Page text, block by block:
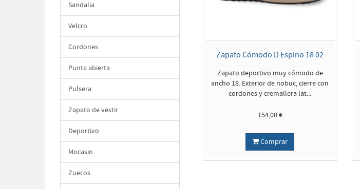
Sandalia
Velcro
Cordones
Punta abierta
Pulsera
Zapato de vestir
Deportivo
Mocasin
Zuecos
Zapato Cómodo D Espino 18 02
Zapato deportivo muy cómodo de
ancho 18. Exterior de nobuc, cierre con
cordones y cremallera lat...
154,00 €
Comprar